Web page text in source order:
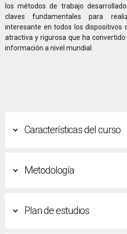
los métodos de trabajo
claves fundamentales para
interesante en todos los dispositivos
atractiva y rigurosa que ha
información a nivel mundial.
Características del curso
Metodología
Plan de estudios